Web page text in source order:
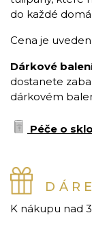
do každé
Cena je
Dárkové
dostanete
dárkovém
Péče o sklo
K nákupu nad